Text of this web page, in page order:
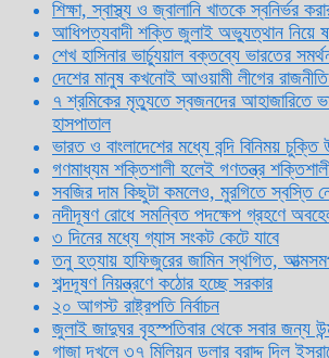
শিক্ষা, স্বাস্থ্য ও জ্বালানি খাতকে স্বনির্ভর
আধিপত্যবাদী শক্তি জুলাই অভ্যুত্থান নিয়ে
শেখ হাসিনার ভার্চ্যুয়াল বক্তব্যে ভারতের
দেশের মানুষ কখনোই আওয়ামী লীগের
৭ শ্রমিকের মৃত্যুতে স্বজনদের আহাজারিতে
হাসপাতাল
ভারত ও বাংলাদেশের মধ্যে বন্দি বিনিময় চুক্তি
গণমাধ্যম শক্তিশালী হলেই গণতন্ত্র
সবজির দাম কিছুটা কমলেও, মুরগিতে স্বস্তি
নদীদূষণ রোধে সমন্বিত পদক্ষেপ গ্রহণে
৩ দিনের মধ্যে গ্যাস সংকট কেটে যাবে
তনু হত্যায় হাফিজুরের জামিন স্থগিত,
শব্দদূষণ নিয়ন্ত্রণে কঠোর হচ্ছে সরকার
২০ আগস্ট রাষ্ট্রপতি নির্বাচন
জুলাই জাদুঘর বৃহস্পতিবার থেকে সবার জন্য
গাজা দখলে ৩৭ মিলিয়ন ডলার বরাদ্দ দিল